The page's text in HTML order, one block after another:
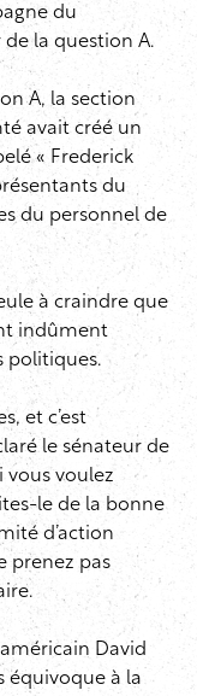
du
la question A.
A, la section
avait créé un
« Frederick
du
du personnel de
à craindre que
indûment
politiques.
et c’est
le sénateur de
vous voulez
le de la bonne
d’action
prenez pas
David
équivoque à la